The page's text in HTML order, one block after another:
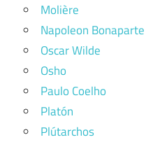
Molière
Napoleon Bonaparte
Oscar Wilde
Osho
Paulo Coelho
Platón
Plútarchos